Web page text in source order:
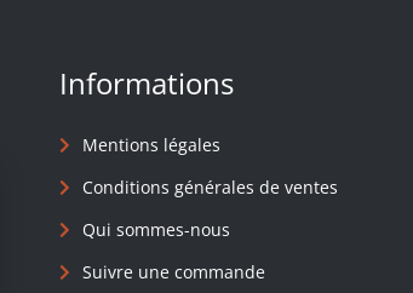
Informations
Mentions légales
Conditions générales de ventes
Qui sommes-nous
Suivre une commande